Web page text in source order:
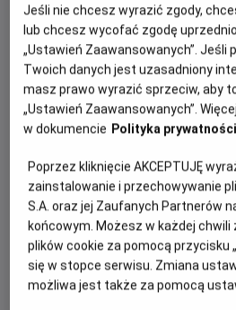
Zapraszamy na kolejną porcję
nowej odsłonie -Filmowe
, w niedzielę19 lipca o godzinie
Zaprezentujemy zestaw bajek:
Ważne zadanie Filipa
Dom na kółkach
Niespodzianka dla Marty
Lodowate miasteczko
Superkoparka
Czas trwania pokazów: 55 minut
Bob Budowniczy to animowany
Jeśli nie chcesz wyrazić zgody,
lub chcesz wycofać zgodę
„Ustawień Zaawansowanych”.
Twoich danych jest uzasadniony
masz prawo wyrazić sprzeciw, aby
„Ustawień Zaawansowanych”.
w dokumencie Polityka prywatności
Poprzez kliknięcie AKCEPTUJĘ
zainstalowanie i przechowywanie
S.A. oraz jej Zaufanych Partnerów
końcowym. Możesz w każdej
plików cookie za pomocą przycisku
się w stopce serwisu. Zmiana
możliwa jest także za pomocą